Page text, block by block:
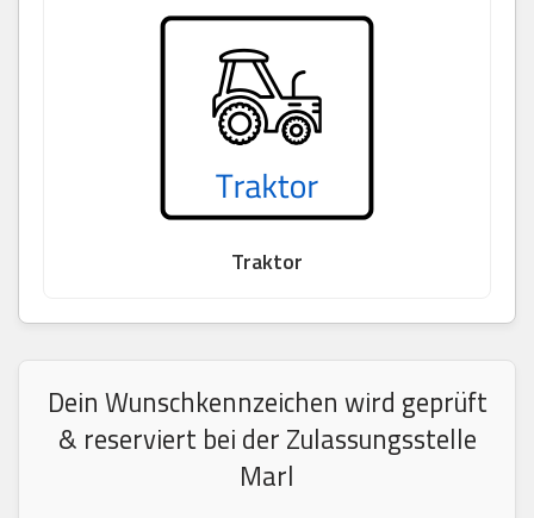
Traktor
Dein Wunschkennzeichen wird geprüft
& reserviert bei der Zulassungsstelle
Marl